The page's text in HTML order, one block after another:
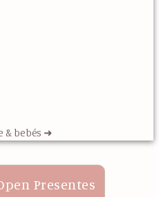
& bebés ➜
Presentes